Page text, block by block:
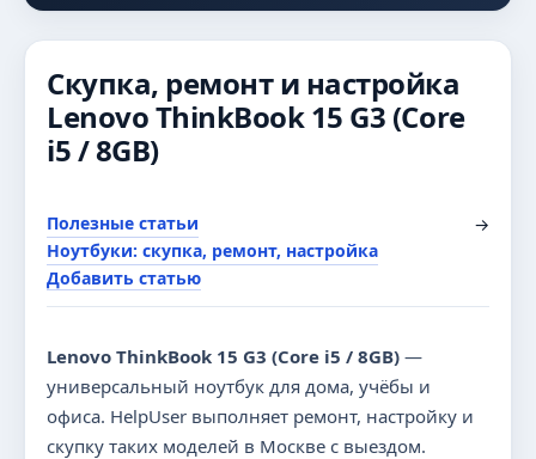
Скупка, ремонт и настройка
Lenovo ThinkBook 15 G3 (Core
i5 / 8GB)
Полезные статьи
→
Ноутбуки: скупка, ремонт, настройка
Добавить статью
Lenovo ThinkBook 15 G3 (Core i5 / 8GB) —
универсальный ноутбук для дома, учёбы и
офиса. HelpUser выполняет ремонт, настройку и
скупку таких моделей в Москве с выездом.